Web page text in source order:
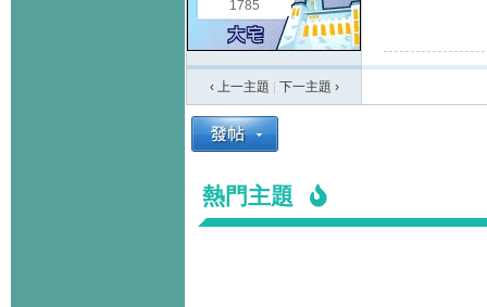
1785
‹ 上一主題 下一主題 ›
熱門主題